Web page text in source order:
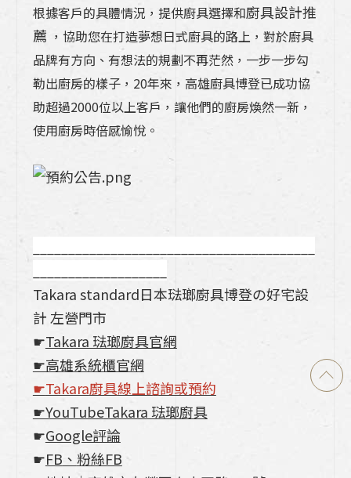
根據客戶的具體情況，提供廚具選擇和廚具設計推
薦 ，協助您在打造夢想日式廚具的路上，對於廚具
品牌有方向、有想法的規劃不再茫然，一步一步勾
勒出廚房的樣子，20年來，高雄廚具博登已成功協
助超過2000位以上客戶，讓他們的廚房煥然一新，
使用廚房時倍感愉悅。
Takara standard日本琺瑯廚具博登の好宅設
計 左營門市
☛Takara 琺瑯廚具官網
☛高雄系統櫃官網
☛Takara廚具線上諮詢或預約
☛YouTubeTakara 琺瑯廚具
☛Google評論
☛FB 、 粉絲FB